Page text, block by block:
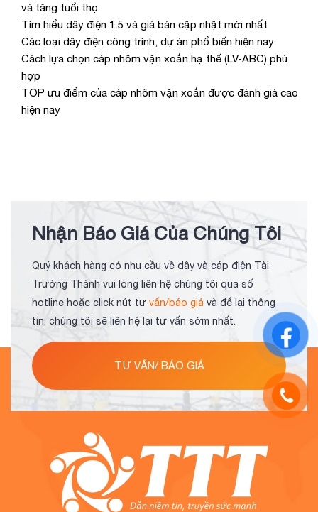
và tăng tuổi thọ
Tìm hiểu dây điện 1.5 và giá bán cập nhật mới nhất
Các loại dây điện công trình, dự án phổ biến hiện nay
Cách lựa chọn cáp nhôm vặn xoắn hạ thế (LV-ABC) phù
hợp
TOP ưu điểm của cáp nhôm vặn xoắn được đánh giá cao
hiện nay
Nhận Báo Giá Của Chúng Tôi
Quý khách hàng có nhu cầu về dây và cáp điện Tài
Trường Thành vui lòng liên hệ chúng tôi qua số
hotline hoặc click nút tư vấn/báo giá và để lại thông
tin, chúng tôi sẽ liên hệ lại tư vấn sớm nhất.
TƯ VẤN/ BÁO GIÁ